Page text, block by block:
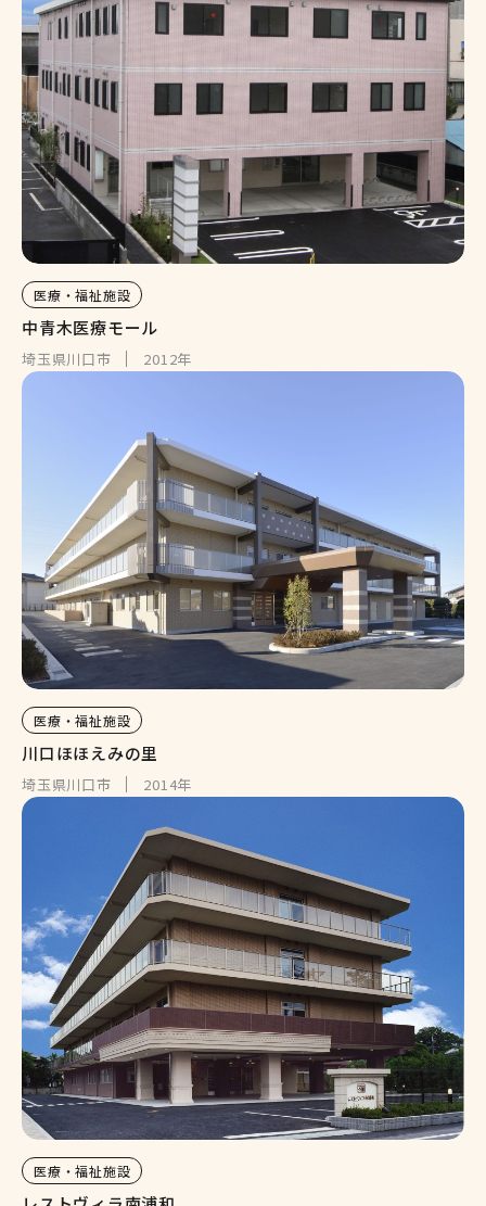
医療・福祉施設
中青木医療モール
埼玉県川口市 2012年
医療・福祉施設
川口ほほえみの里
埼玉県川口市 2014年
医療・福祉施設